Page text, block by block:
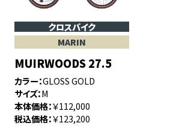
クロスバイク
MARIN
MUIRWOODS 27.5
カラー GLOSS GOLD
サイズ M
本体価格 ￥112,000
税込価格 ￥123,200